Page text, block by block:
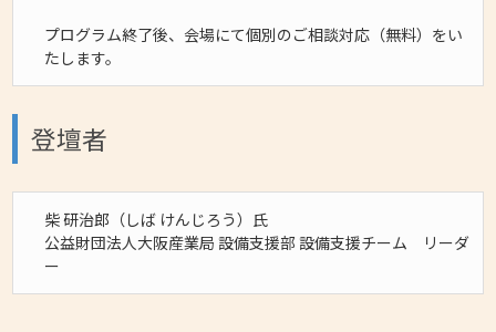
プログラム終了後、会場にて個別のご相談対応（無料）をい
たします。
登壇者
柴 研治郎（しば けんじろう）氏
公益財団法人大阪産業局 設備支援部 設備支援チーム リーダ
ー